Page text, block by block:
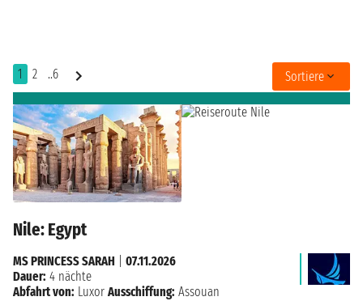
1 2 ..6 Sortiere
Nile: Egypt
MS PRINCESS SARAH
07.11.2026
Dauer: 4 nächte
Abfahrt von: Luxor Ausschiffung: Assouan